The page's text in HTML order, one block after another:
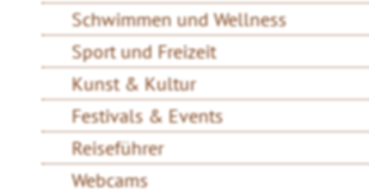
Schwimmen und Wellness
Sport und Freizeit
Kunst & Kultur
Festivals & Events
Reiseführer
Webcams